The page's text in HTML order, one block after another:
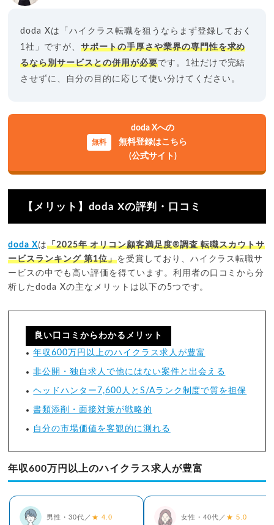
doda Xは「ハイクラス転職を狙うならまず登録しておく
1社」ですが、サポートの手厚さや業界の専門性を求め
るなら別サービスとの併用が必要です。1社だけで完結
させずに、自分の目的に応じて使い分けてください。
doda Xへの
無料登録はこちら
(公式サイト)
【メリット】doda Xの評判・口コミ
doda Xは「2025年 オリコン顧客満足度®調査 転職スカウトサ
ービスランキング 第1位」を受賞しており、ハイクラス転職サ
ービスの中でも高い評価を得ています。利用者の口コミから分
析したdoda Xの主なメリットは以下の5つです。
良い口コミからわかるメリット
年収600万円以上のハイクラス求人が豊富
非公開・独自求人で他にはない案件と出会える
ヘッドハンター7,600人とS/Aランク制度で質を担保
書類添削・面接対策が戦略的
自分の市場価値を客観的に測れる
年収600万円以上のハイクラス求人が豊富
男性・30代／ ★ 4.0 女性・40代／ ★ 5.0